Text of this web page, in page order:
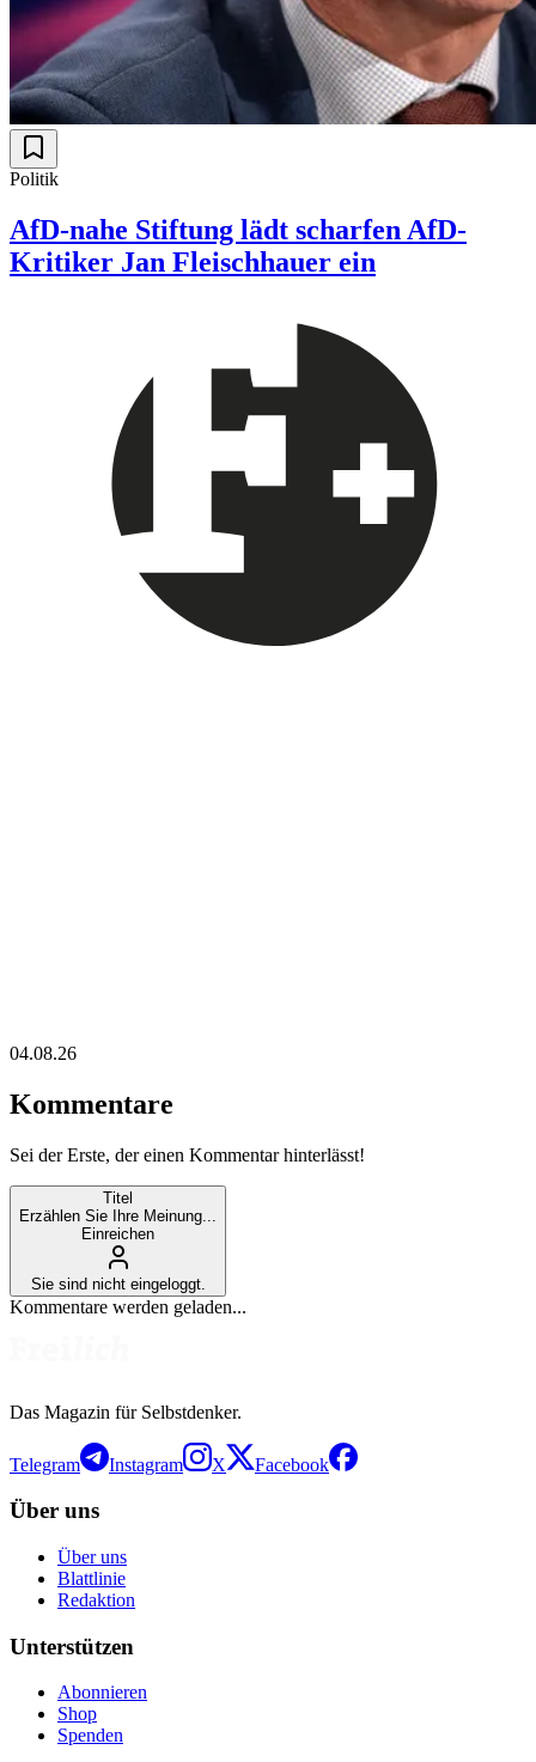
Politik
AfD-nahe Stiftung lädt scharfen AfD-
Kritiker Jan Fleischhauer ein
04.08.26
Kommentare
Sei der Erste, der einen Kommentar hinterlässt!
Titel
Erzählen Sie Ihre Meinung...
Einreichen
Sie sind nicht eingeloggt.
Kommentare werden geladen...
Das Magazin für Selbstdenker.
Telegram Instagram X Facebook
Über uns
Über uns
Blattlinie
Redaktion
Unterstützen
Abonnieren
Shop
Spenden